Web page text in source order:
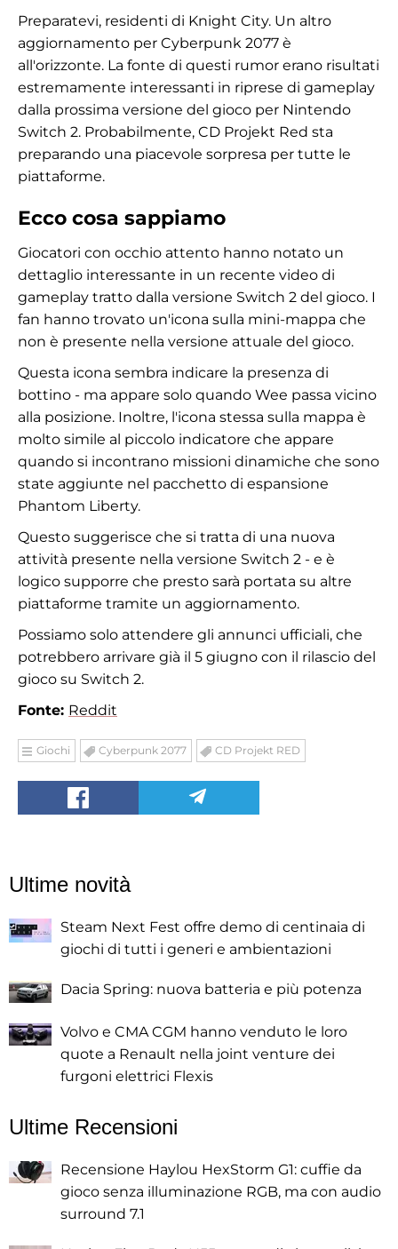
Preparatevi, residenti di Knight City. Un altro
aggiornamento per Cyberpunk 2077 è
all'orizzonte. La fonte di questi rumor erano risultati
estremamente interessanti in riprese di gameplay
dalla prossima versione del gioco per Nintendo
Switch 2. Probabilmente, CD Projekt Red sta
preparando una piacevole sorpresa per tutte le
piattaforme.
Ecco cosa sappiamo
Giocatori con occhio attento hanno notato un
dettaglio interessante in un recente video di
gameplay tratto dalla versione Switch 2 del gioco. I
fan hanno trovato un'icona sulla mini-mappa che
non è presente nella versione attuale del gioco.
Questa icona sembra indicare la presenza di
bottino - ma appare solo quando Wee passa vicino
alla posizione. Inoltre, l'icona stessa sulla mappa è
molto simile al piccolo indicatore che appare
quando si incontrano missioni dinamiche che sono
state aggiunte nel pacchetto di espansione
Phantom Liberty.
Questo suggerisce che si tratta di una nuova
attività presente nella versione Switch 2 - e è
logico supporre che presto sarà portata su altre
piattaforme tramite un aggiornamento.
Possiamo solo attendere gli annunci ufficiali, che
potrebbero arrivare già il 5 giugno con il rilascio del
gioco su Switch 2.
Fonte: Reddit
Giochi Cyberpunk 2077 CD Projekt RED
Ultime novità
Steam Next Fest offre demo di centinaia di
giochi di tutti i generi e ambientazioni
Dacia Spring: nuova batteria e più potenza
Volvo e CMA CGM hanno venduto le loro
quote a Renault nella joint venture dei
furgoni elettrici Flexis
Ultime Recensioni
Recensione Haylou HexStorm G1: cuffie da
gioco senza illuminazione RGB, ma con audio
surround 7.1